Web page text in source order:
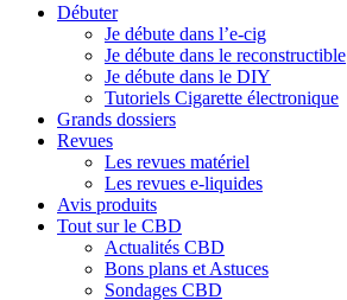
Débuter
Je débute dans l’e-cig
Je débute dans le reconstructible
Je débute dans le DIY
Tutoriels Cigarette électronique
Grands dossiers
Revues
Les revues matériel
Les revues e-liquides
Avis produits
Tout sur le CBD
Actualités CBD
Bons plans et Astuces
Sondages CBD